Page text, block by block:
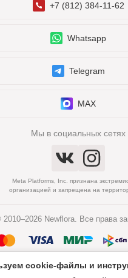
+7 (812) 384-11-62
Whatsapp
Telegram
MAX
Мы в социальных сетях
Meta Platforms, Inc. признана
организацией и запрещена на
2010–2026 Newflora. Все права
cookie‑файлы и